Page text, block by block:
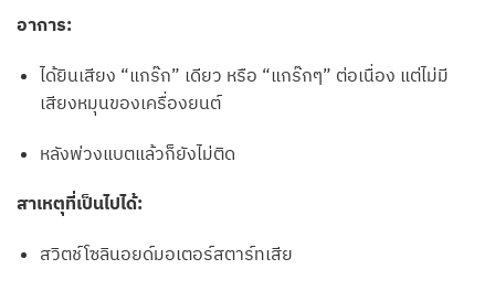
อาการ:
ได้ยินเสียง “แกร๊ก” เดียว หรือ “แกร๊กๆ” ต่อเนื่อง แต่ไม่มี
เสียงหมุนของเครื่องยนต์
หลังพ่วงแบตแล้วก็ยังไม่ติด
สาเหตุที่เป็นไปได้:
สวิตช์โซลินอยด์มอเตอร์สตาร์ทเสีย